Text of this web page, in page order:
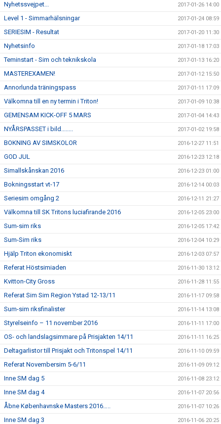
Nyhetssvejpet... 2017-01-26 14:00
Level 1 - Simmarhälsningar 2017-01-24 08:59
SERIESIM - Resultat 2017-01-20 11:30
Nyhetsinfo 2017-01-18 17:03
Teminstart - Sim och teknikskola 2017-01-13 16:20
MASTEREXAMEN! 2017-01-12 15:50
Annorlunda träningspass 2017-01-11 17:09
Välkomna till en ny termin i Triton! 2017-01-09 10:38
GEMENSAM KICK-OFF 5 MARS 2017-01-04 14:43
NYÅRSPASSET i bild........ 2017-01-02 19:58
BOKNING AV SIMSKOLOR 2016-12-27 11:51
GOD JUL 2016-12-23 12:18
Simallskånskan 2016 2016-12-23 01:00
Bokningsstart vt-17 2016-12-14 00:03
Seriesim omgång 2 2016-12-11 21:27
Välkomna till SK Tritons luciafirande 2016 2016-12-05 23:00
Sum-sim riks 2016-12-05 17:42
Sum-Sim riks 2016-12-04 10:29
Hjälp Triton ekonomiskt 2016-12-03 07:57
Referat Höstsimiaden 2016-11-30 13:12
Kvitton-City Gross 2016-11-28 11:55
Referat Sim Sim Region Ystad 12-13/11 2016-11-17 09:58
Sum-sim riksfinalister 2016-11-14 13:08
Styrelseinfo – 11 november 2016 2016-11-11 17:00
OS- och landslagsimmare på Prisjakten 14/11 2016-11-11 16:25
Deltagarlistor till Prisjakt och Tritonspel 14/11 2016-11-10 09:59
Referat Novembersim 5-6/11 2016-11-09 09:12
Inne SM dag 5 2016-11-08 23:12
Inne SM dag 4 2016-11-07 20:56
Åbne Københavnske Masters 2016….. 2016-11-07 10:26
Inne SM dag 3 2016-11-06 20:25